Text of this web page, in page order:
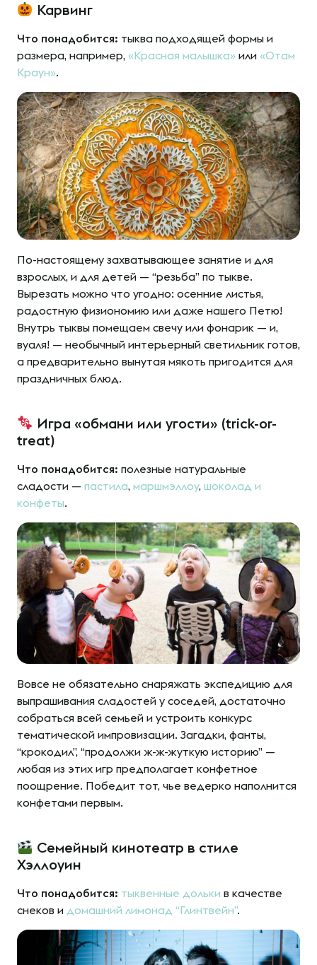
Карвинг
Что понадобится: тыква подходящей формы и
размера, например, «Красная малышка» или «Отам
Краун».
По-настоящему захватывающее занятие и для
взрослых, и для детей — “резьба” по тыкве.
Вырезать можно что угодно: осенние листья,
радостную физиономию или даже нашего Петю!
Внутрь тыквы помещаем свечу или фонарик — и,
вуаля! — необычный интерьерный светильник готов,
а предварительно вынутая мякоть пригодится для
праздничных блюд.
Игра «обмани или угости» (trick-or-
treat)
Что понадобится: полезные натуральные
сладости — пастила, маршмэллоу, шоколад и
конфеты.
Вовсе не обязательно снаряжать экспедицию для
выпрашивания сладостей у соседей, достаточно
собраться всей семьей и устроить конкурс
тематической импровизации. Загадки, фанты,
“крокодил”, “продолжи ж-ж-жуткую историю” —
любая из этих игр предполагает конфетное
поощрение. Победит тот, чье ведерко наполнится
конфетами первым.
Семейный кинотеатр в стиле
Хэллоуин
Что понадобится: тыквенные дольки в качестве
снеков и домашний лимонад “Глинтвейн”.